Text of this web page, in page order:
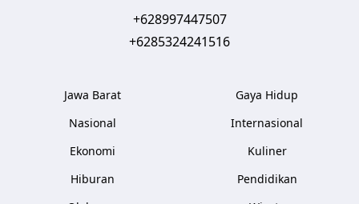
+628997447507
+6285324241516
Jawa Barat
Nasional
Ekonomi
Hiburan
Gaya Hidup
Internasional
Kuliner
Pendidikan